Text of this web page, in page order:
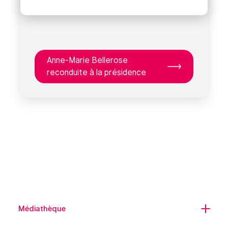
Anne-Marie Bellerose
reconduite à la présidence
Médiathèque